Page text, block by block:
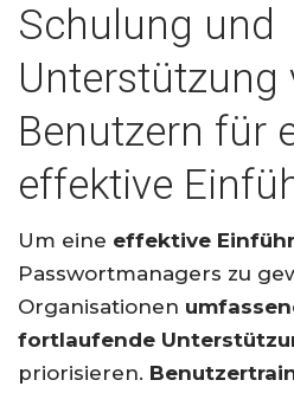
Schulung und
Unterstützung
Benutzern für
effektive
Um eine effektive
Passwortmanagers zu
Organisationen
fortlaufende
priorisieren.